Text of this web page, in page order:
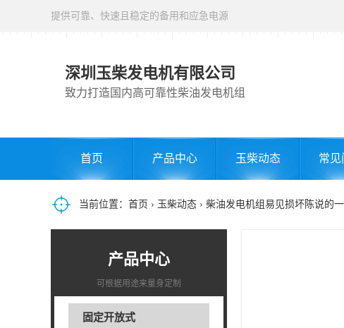
提供可靠、快速且稳定的备用和应急电源
深圳玉柴发电机有限公司
致力打造国内高可靠性柴油发电机组
首页 产品中心 玉柴动态 常见
当前位置： 首页 › 玉柴动态 › 柴油发电机组易见损坏陈说的
产品中心
可根据用途来量身定制
固定开放式